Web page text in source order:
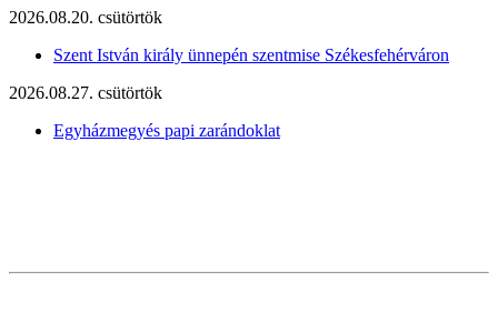
2026.08.20. csütörtök
Szent István király ünnepén szentmise Székesfehérváron
2026.08.27. csütörtök
Egyházmegyés papi zarándoklat